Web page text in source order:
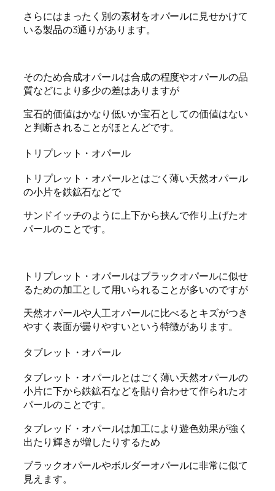
さらにはまったく別の素材をオパールに見せかけて
いる製品の3通りがあります。
そのため合成オパールは合成の程度やオパールの品
質などにより多少の差はありますが
宝石的価値はかなり低いか宝石としての価値はない
と判断されることがほとんどです。
トリプレット・オパール
トリプレット・オパールとはごく薄い天然オパール
の小片を鉄鉱石などで
サンドイッチのように上下から挟んで作り上げたオ
パールのことです。
トリプレット・オパールはブラックオパールに似せ
るための加工として用いられることが多いのですが
天然オパールや人工オパールに比べるとキズがつき
やすく表面が曇りやすいという特徴があります。
タブレット・オパール
タブレット・オパールとはごく薄い天然オパールの
小片に下から鉄鉱石などを貼り合わせて作られたオ
パールのことです。
タブレッド・オパールは加工により遊色効果が強く
出たり輝きが増したりするため
ブラックオパールやボルダーオパールに非常に似て
見えます。